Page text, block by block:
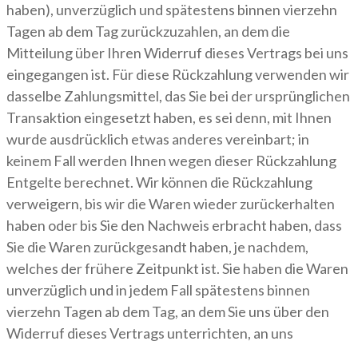
haben), unverzüglich und spätestens binnen vierzehn
Tagen ab dem Tag zurückzuzahlen, an dem die
Mitteilung über Ihren Widerruf dieses Vertrags bei uns
eingegangen ist. Für diese Rückzahlung verwenden wir
dasselbe Zahlungsmittel, das Sie bei der ursprünglichen
Transaktion eingesetzt haben, es sei denn, mit Ihnen
wurde ausdrücklich etwas anderes vereinbart; in
keinem Fall werden Ihnen wegen dieser Rückzahlung
Entgelte berechnet. Wir können die Rückzahlung
verweigern, bis wir die Waren wieder zurückerhalten
haben oder bis Sie den Nachweis erbracht haben, dass
Sie die Waren zurückgesandt haben, je nachdem,
welches der frühere Zeitpunkt ist. Sie haben die Waren
unverzüglich und in jedem Fall spätestens binnen
vierzehn Tagen ab dem Tag, an dem Sie uns über den
Widerruf dieses Vertrags unterrichten, an uns